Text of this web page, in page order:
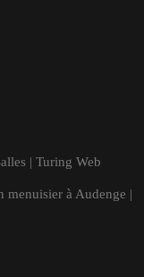
| Turing Web
menuisier à Audenge |